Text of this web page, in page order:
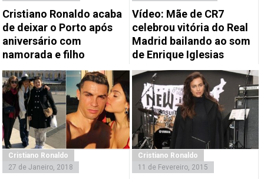
Cristiano Ronaldo acaba
de deixar o Porto após
aniversário com
namorada e filho
Vídeo: Mãe de CR7
celebrou vitória do Real
Madrid bailando ao som
de Enrique Iglesias
Cristiano Ronaldo
27 de Janeiro, 2018
Cristiano Ronaldo
11 de Fevereiro, 2015